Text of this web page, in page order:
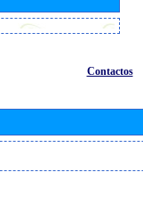
Contactos